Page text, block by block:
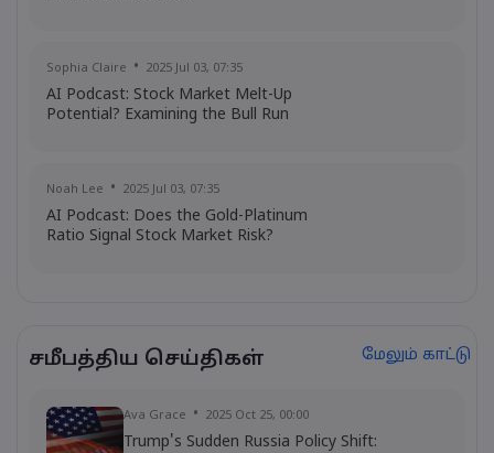
Sophia Claire 2025 Jul 03, 07:35
AI Podcast: Stock Market Melt-Up
Potential? Examining the Bull Run
Noah Lee 2025 Jul 03, 07:35
AI Podcast: Does the Gold-Platinum
Ratio Signal Stock Market Risk?
சமீபத்திய செய்திகள் மேலும் காட்டு
Ava Grace 2025 Oct 25, 00:00
Trump's Sudden Russia Policy Shift: